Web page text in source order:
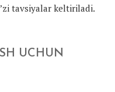
tavsiyalar keltiriladi.
UCHUN